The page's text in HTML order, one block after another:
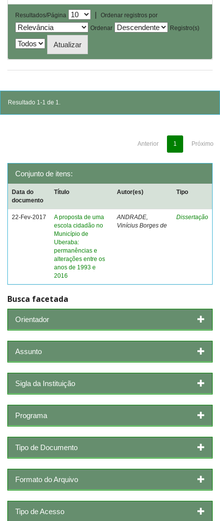
Resultados/Página |
Ordenar registros por
Ordenar
Registro(s)
Resultado 1-1 de 1.
Anterior 1 Próximo
Conjunto de itens:
Data do
documento
Título Autor(es) Tipo
22-Fev-2017
A proposta de uma
escola cidadão no
Município de
Uberaba:
permanências e
alterações entre os
anos de 1993 e
2016
ANDRADE,
Vinícius Borges de
Dissertação
Busca facetada
Orientador
Assunto
Sigla da Instituição
Programa
Tipo de Documento
Formato do Arquivo
Tipo de Acesso